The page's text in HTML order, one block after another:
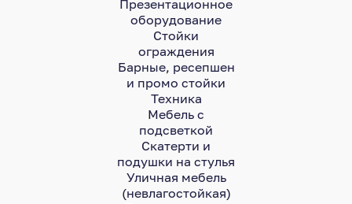
Презентационное
оборудование
Стойки
ограждения
Барные, ресепшен
и промо стойки
Техника
Мебель с
подсветкой
Скатерти и
подушки на стулья
Уличная мебель
(невлагостойкая)